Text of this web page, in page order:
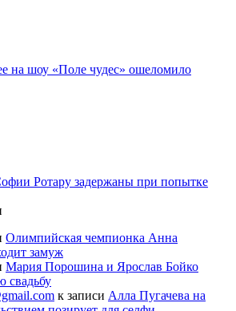
на шоу «Поле чудес» ошеломило
Ротару задержаны при попытке
Олимпийская чемпионка Анна
замуж
Мария Порошина и Ярослав Бойко
свадьбу
к записи Алла Пугачева на